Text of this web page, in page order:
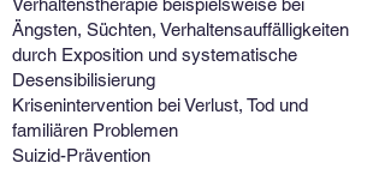
Verhaltenstherapie beispielsweise bei
Ängsten, Süchten, Verhaltensauffälligkeiten
durch Exposition und systematische
Desensibilisierung
Krisenintervention bei Verlust, Tod und
familiären Problemen
Suizid-Prävention